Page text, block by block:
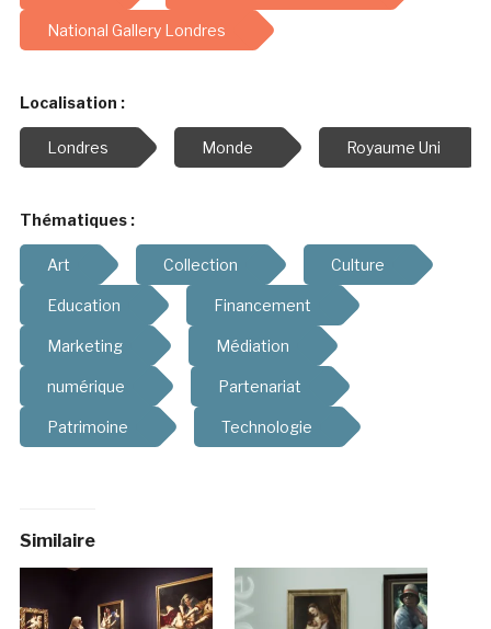
National Gallery Londres
Localisation :
Londres Monde Royaume Uni
Thématiques :
Art Collection Culture
Education Financement
Marketing Médiation
numérique Partenariat
Patrimoine Technologie
Similaire